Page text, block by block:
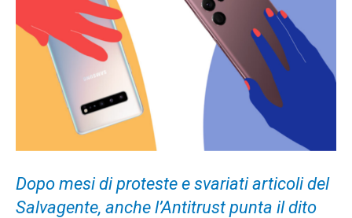
Dopo mesi di proteste e svariati articoli del
Salvagente, anche l’Antitrust punta il dito